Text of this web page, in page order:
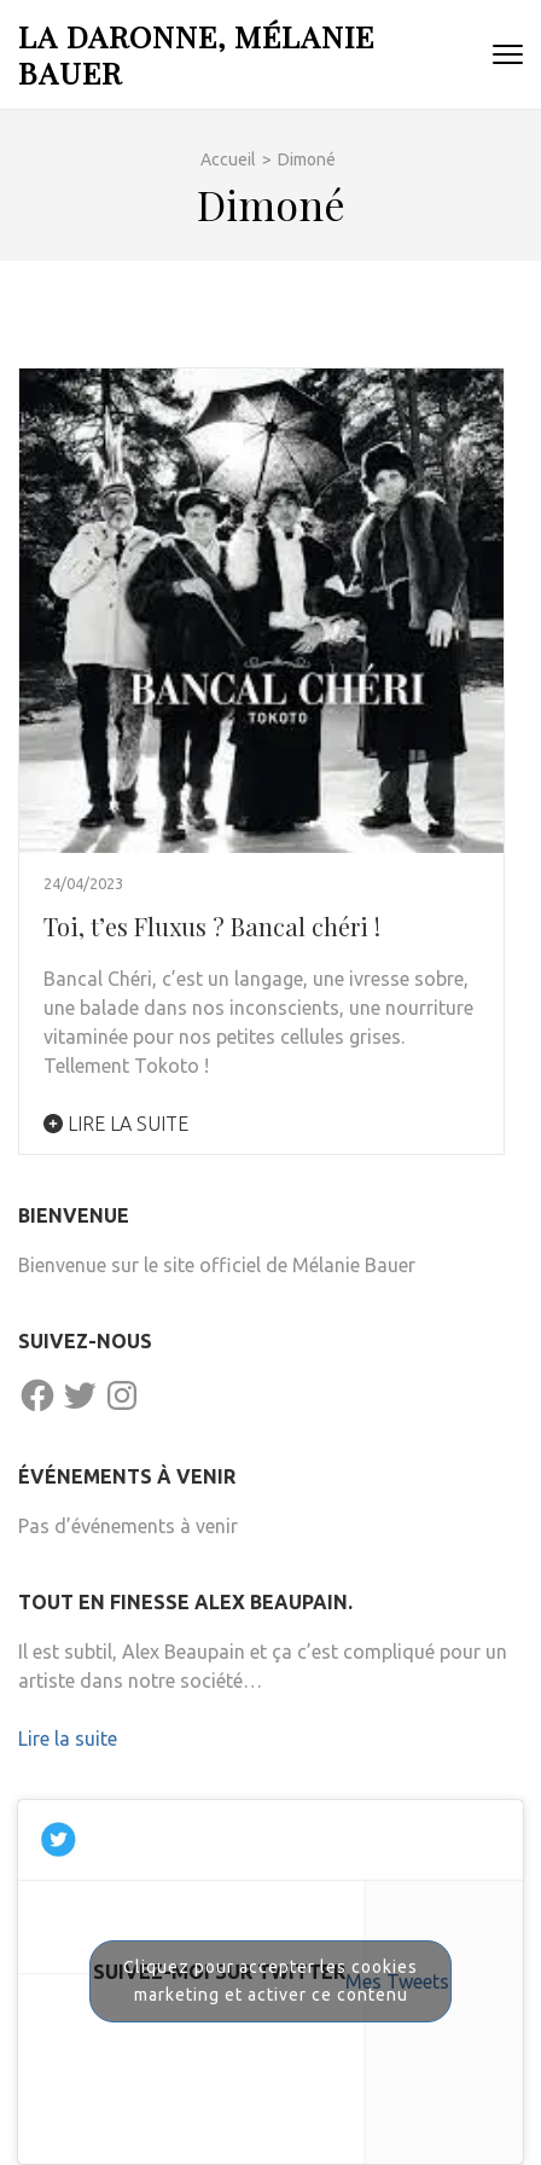
au
contenu
LA DARONNE, MÉLANIE
BAUER
Accueil > Dimoné
Dimoné
24/04/2023
Toi, t’es Fluxus ? Bancal chéri !
Bancal Chéri, c’est un langage, une ivresse sobre,
une balade dans nos inconscients, une nourriture
vitaminée pour nos petites cellules grises.
Tellement Tokoto !
LIRE LA SUITE
BIENVENUE
Bienvenue sur le site officiel de Mélanie Bauer
SUIVEZ-NOUS
FACEBOOKTWITTERINSTAGRAM
ÉVÉNEMENTS À VENIR
Pas d’événements à venir
TOUT EN FINESSE ALEX BEAUPAIN.
Il est subtil, Alex Beaupain et ça c’est compliqué pour un
artiste dans notre société…
Lire la suite
SUIVEZ-MOI SUR TWITTERMes Tweets
Cliquez pour accepter les cookies
marketing et activer ce contenu